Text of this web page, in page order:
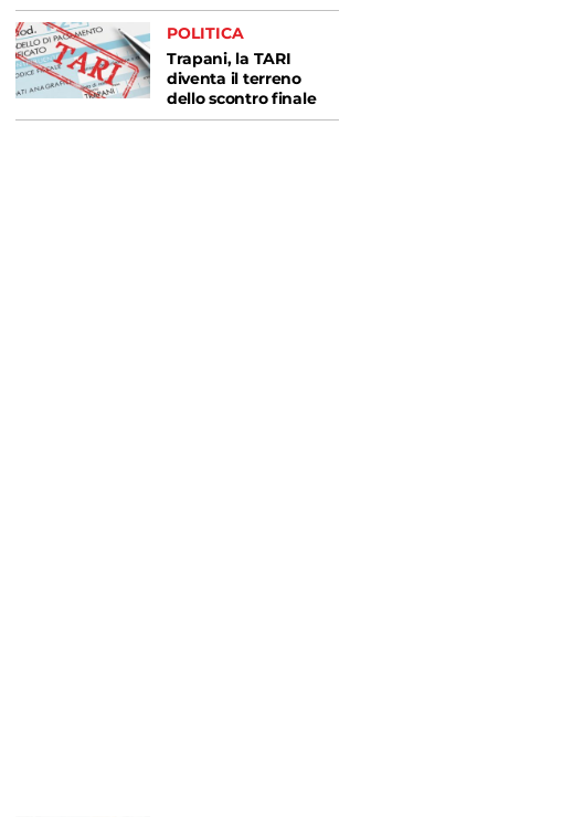
POLITICA
Trapani, la TARI
diventa il terreno
dello scontro finale